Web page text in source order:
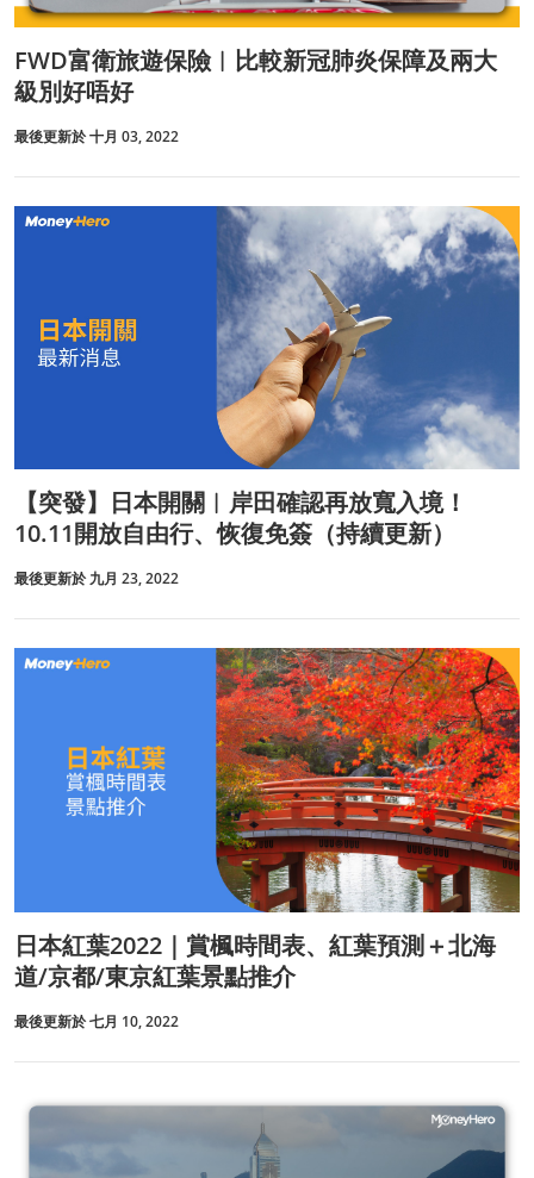
FWD富衛旅遊保險︱比較新冠肺炎保障及兩大
級別好唔好
最後更新於 十月 03, 2022
【突發】日本開關︱岸田確認再放寬入境！
10.11開放自由行、恢復免簽（持續更新）
最後更新於 九月 23, 2022
日本紅葉2022｜賞楓時間表、紅葉預測＋北海
道/京都/東京紅葉景點推介
最後更新於 七月 10, 2022